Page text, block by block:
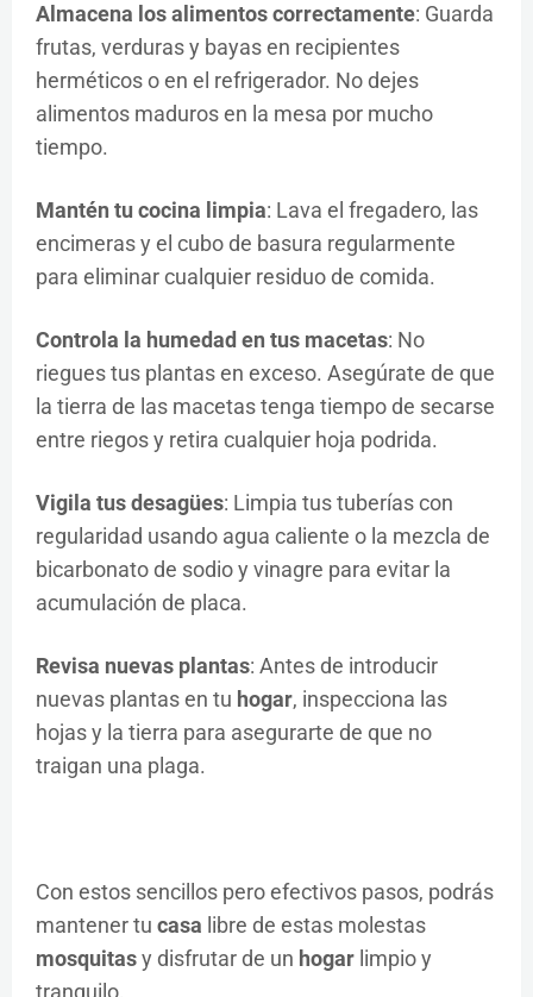
Almacena los alimentos correctamente: Guarda
frutas, verduras y bayas en recipientes
herméticos o en el refrigerador. No dejes
alimentos maduros en la mesa por mucho
tiempo.
Mantén tu cocina limpia: Lava el fregadero, las
encimeras y el cubo de basura regularmente
para eliminar cualquier residuo de comida.
Controla la humedad en tus macetas: No
riegues tus plantas en exceso. Asegúrate de que
la tierra de las macetas tenga tiempo de secarse
entre riegos y retira cualquier hoja podrida.
Vigila tus desagües: Limpia tus tuberías con
regularidad usando agua caliente o la mezcla de
bicarbonato de sodio y vinagre para evitar la
acumulación de placa.
Revisa nuevas plantas: Antes de introducir
nuevas plantas en tu hogar, inspecciona las
hojas y la tierra para asegurarte de que no
traigan una plaga.
Con estos sencillos pero efectivos pasos, podrás
mantener tu casa libre de estas molestas
mosquitasy disfrutar de un hogar limpio y
tranquilo.